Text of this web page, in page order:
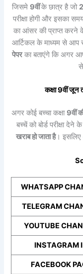
जिसमे 9वींके छात्र है जो
परीक्षा होगी और इसका
का आंसर की प्राप्त करने
आर्टिकल के माध्यम से आप
पेपरका बताएंगे कि अगर
कक्षा 9वींजून
अगर कोई बच्चा कक्षा 9वीं
बच्चें को बोर्ड परीक्षा
खराब हो जाता है। इसलिए
WHATSAPP
TELEGRAM
YOUTUBE
INSTAGRAM
FACEBOOK